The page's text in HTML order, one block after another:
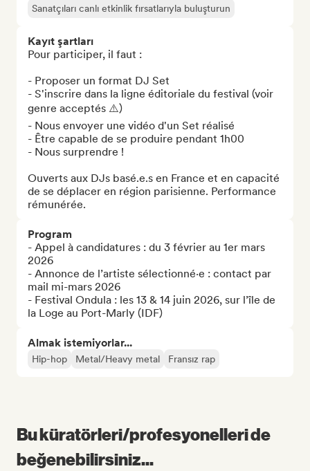
Sanatçıları canlı etkinlik fırsatlarıyla buluşturun
Kayıt şartları
Pour participer, il faut :
- Proposer un format DJ Set
- S'inscrire dans la ligne éditoriale du festival (voir
genre acceptés ⚠️)
- Nous envoyer une vidéo d'un Set réalisé
- Être capable de se produire pendant 1h00
- Nous surprendre !
Ouverts aux DJs basé.e.s en France et en capacité
de se déplacer en région parisienne. Performance
rémunérée.
Program
- Appel à candidatures : du 3 février au 1er mars
2026
- Annonce de l’artiste sélectionné·e : contact par
mail mi-mars 2026
- Festival Ondula : les 13 & 14 juin 2026, sur l’île de
la Loge au Port-Marly (IDF)
Almak istemiyorlar...
Hip-hop Metal/Heavy metal Fransız rap
Bu küratörleri/profesyonelleri de
beğenebilirsiniz...